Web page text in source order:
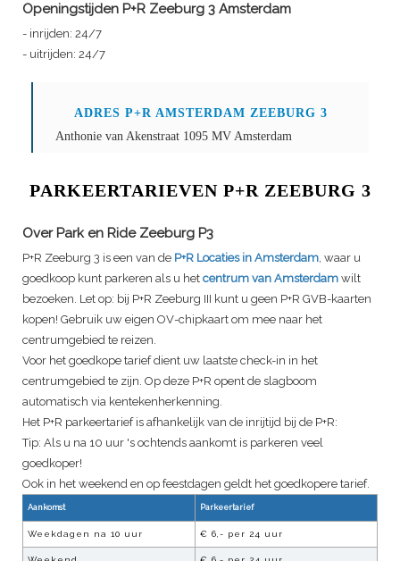
Openingstijden P+R Zeeburg 3 Amsterdam
- inrijden: 24/7
- uitrijden: 24/7
ADRES P+R AMSTERDAM ZEEBURG 3
Anthonie van Akenstraat 1095 MV Amsterdam
PARKEERTARIEVEN P+R ZEEBURG 3
Over Park en Ride Zeeburg P3
P+R Zeeburg 3 is een van de P+R Locaties in Amsterdam, waar u
goedkoop kunt parkeren als u het centrum van Amsterdam wilt
bezoeken. Let op: bij P+R Zeeburg III kunt u geen P+R GVB-kaarten
kopen! Gebruik uw eigen OV-chipkaart om mee naar het
centrumgebied te reizen.
Voor het goedkope tarief dient uw laatste check-in in het
centrumgebied te zijn. Op deze P+R opent de slagboom
automatisch via kentekenherkenning.
Het P+R parkeertarief is afhankelijk van de inrijtijd bij de P+R:
Tip: Als u na 10 uur 's ochtends aankomt is parkeren veel
goedkoper!
Ook in het weekend en op feestdagen geldt het goedkopere tarief.
Aankomst Parkeertarief
Weekdagen na 10 uur € 6,- per 24 uur